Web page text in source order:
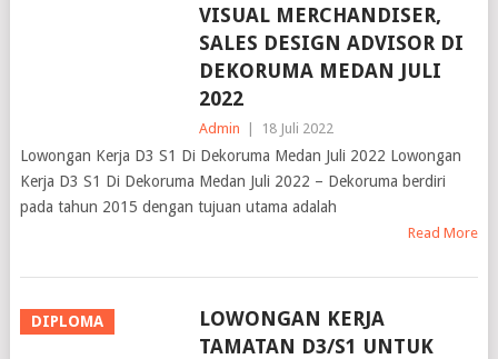
VISUAL MERCHANDISER,
SALES DESIGN ADVISOR DI
DEKORUMA MEDAN JULI
2022
Admin 18 Juli 2022
Lowongan Kerja D3 S1 Di Dekoruma Medan Juli 2022 Lowongan
Kerja D3 S1 Di Dekoruma Medan Juli 2022 – Dekoruma berdiri
pada tahun 2015 dengan tujuan utama adalah
Read More
DIPLOMA
LOWONGAN KERJA
TAMATAN D3/S1 UNTUK